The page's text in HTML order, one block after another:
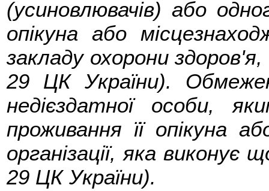
(усиновлювачів) або
опікуна або
закладу охорони
29 ЦК України).
недієздатної особи,
проживання її опікуна
організації, яка виконує
29 ЦК України).